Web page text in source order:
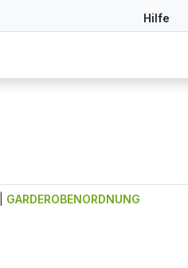
Hilfe
GARDEROBENORDNUNG